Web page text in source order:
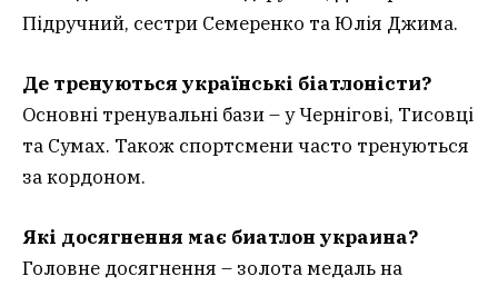
Підручний, сестри Семеренко та Юлія Джима.
Де тренуються українські біатлоністи?
Основні тренувальні бази – у Чернігові, Тисовці
та Сумах. Також спортсмени часто тренуються
за кордоном.
Які досягнення має биатлон украина?
Головне досягнення – золота медаль на